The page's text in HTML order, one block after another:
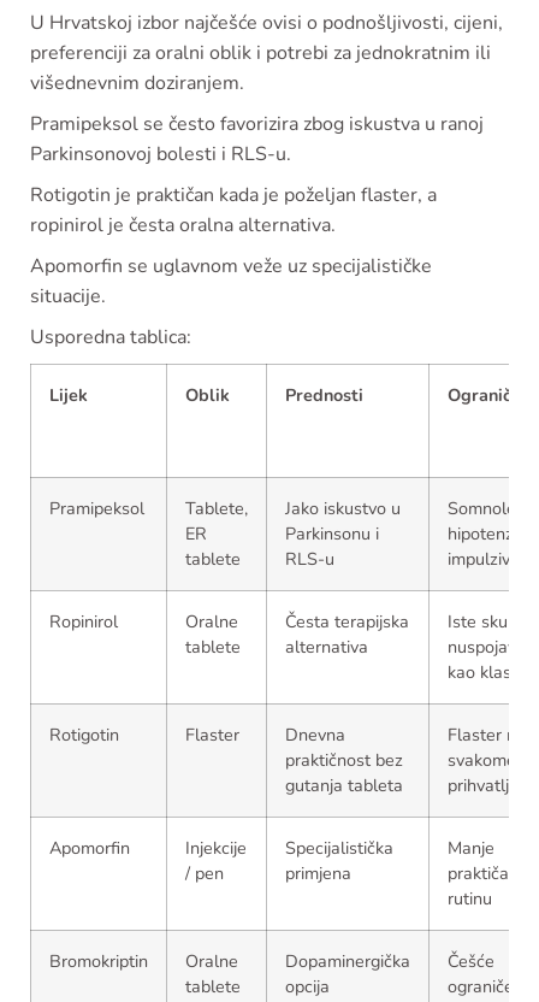
U Hrvatskoj izbor najčešće ovisi o podnošljivosti, cijeni,
preferenciji za oralni oblik i potrebi za jednokratnim ili
višednevnim doziranjem.
Pramipeksol se često favorizira zbog iskustva u ranoj
Parkinsonovoj bolesti i RLS-u.
Rotigotin je praktičan kada je poželjan flaster, a
ropinirol je česta oralna alternativa.
Apomorfin se uglavnom veže uz specijalističke
situacije.
Usporedna tablica:
Lijek Oblik Prednosti
Pramipeksol
Tablete,
ER
tablete
Jako iskustvo u
Parkinsonu i
RLS-u
hipotenzija,
Ropinirol
Oralne
tablete
Česta terapijska
alternativa
Iste skupne
nuspojave
kao klasa
Rotigotin Flaster
Dnevna
praktičnost bez
gutanja tableta
Flaster nije
svakome
prihvatljiv
Apomorfin
Injekcije
/ pen
Specijalistička
primjena
Manje
praktičan
rutinu
Bromokriptin
Oralne
tablete
Dopaminergička
opcija
Češće